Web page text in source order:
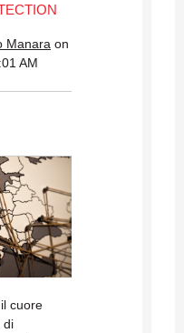
Manara on
AM
cuore
di